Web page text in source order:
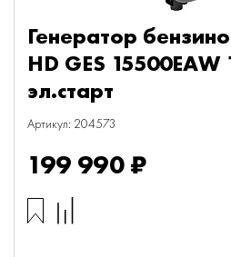
Генератор
HD GES 15500EAW
эл.старт
Артикул: 204573
199 990 ₽